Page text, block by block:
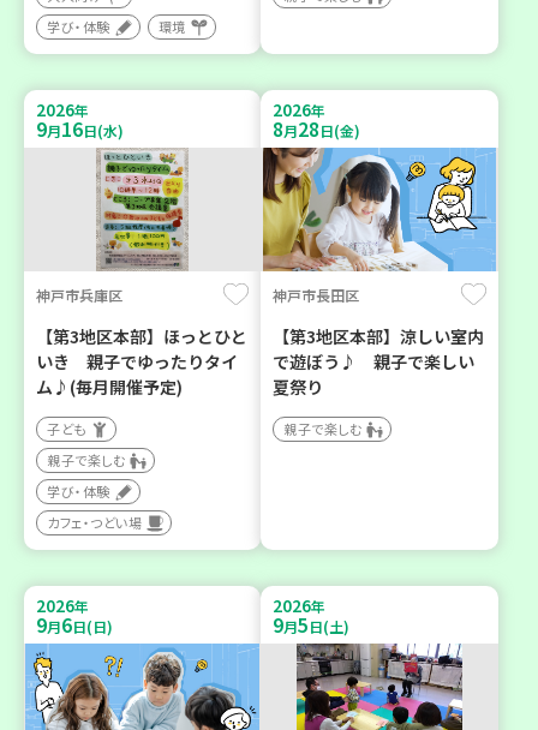
学び・体験
環境
2026年
9月16日(水)
神戸市兵庫区
【第3地区本部】ほっとひと
いき 親子でゆったりタイ
ム♪(毎月開催予定)
子ども
親子で楽しむ
学び・体験
カフェ・つどい場
2026年
8月28日(金)
神戸市長田区
【第3地区本部】涼しい室内
で遊ぼう♪ 親子で楽しい
夏祭り
親子で楽しむ
2026年
9月6日(日)
2026年
9月5日(土)